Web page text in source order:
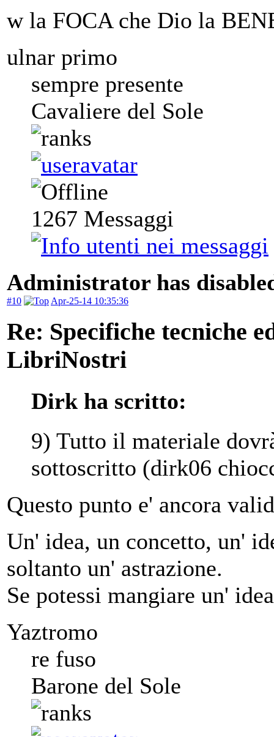
w la FOCA che Dio la
ulnar primo
sempre presente
Cavaliere del Sole
1267 Messaggi
Administrator has
#10 Apr-25-14 10:35:36
Re: Specifiche tecniche
LibriNostri
Dirk ha scritto:
9) Tutto il materiale
sottoscritto (dirk06
Questo punto e' ancora
Un' idea, un concetto, un'
soltanto un' astrazione.
Se potessi mangiare un'
Yaztromo
re fuso
Barone del Sole